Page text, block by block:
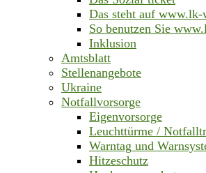
Das steht auf
So benutzen Sie
Inklusion
Amtsblatt
Stellenangebote
Ukraine
Notfallvorsorge
Eigenvorsorge
Leuchttürme /
Warntag und
Hitzeschutz